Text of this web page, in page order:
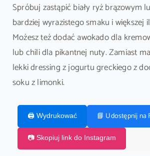
Spróbuj zastąpić biały ryż brązowym
bardziej wyrazistego smaku i większej
Możesz też dodać awokado dla
lub chili dla pikantnej nuty. Zamiast
lekki dressing z jogurtu greckiego z
soku z limonki.
🖨️ Wydrukować 📘 Udostępnij na
📷 Skopiuj link do Instagram